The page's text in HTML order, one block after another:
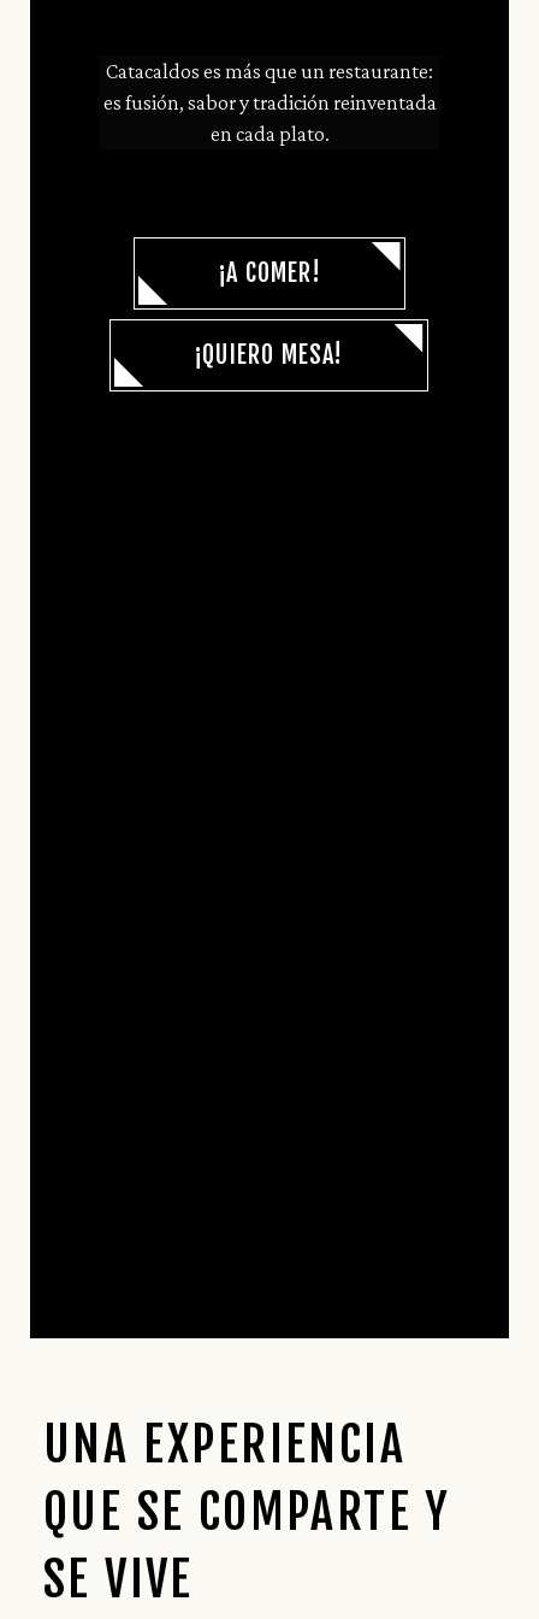
Catacaldos es más que un restaurante:
es fusión, sabor y tradición reinventada
en cada plato.
¡QUIERO MESA!
¡A COMER!
UNA EXPERIENCIA
QUE SE COMPARTE Y
SE VIVE